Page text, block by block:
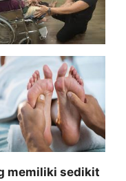
memiliki sedikit